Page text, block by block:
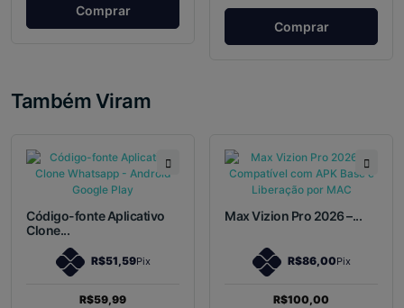
Comprar
Comprar
Também Viram
Código-fonte Aplicativo
Clone...
R$51,59Pix
R$59,99
Max Vizion Pro 2026 –...
R$86,00Pix
R$100,00